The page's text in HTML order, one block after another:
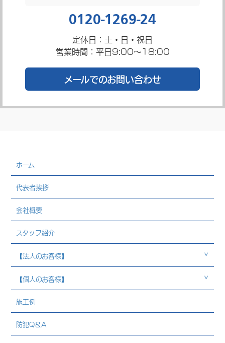
0120-1269-24
定休日：土・日・祝日
営業時間：平日9:00～18:00
メールでのお問い合わせ
ホーム
代表者挨拶
会社概要
スタッフ紹介
【法人のお客様】
【個人のお客様】
施工例
防犯Q＆A